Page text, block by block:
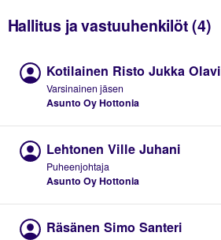
Hallitus ja vastuuhenkilöt (4)
Kotilainen Risto Jukka Olavi
Varsinainen jäsen
Asunto Oy Hottonia
Lehtonen Ville Juhani
Puheenjohtaja
Asunto Oy Hottonia
Räsänen Simo Santeri